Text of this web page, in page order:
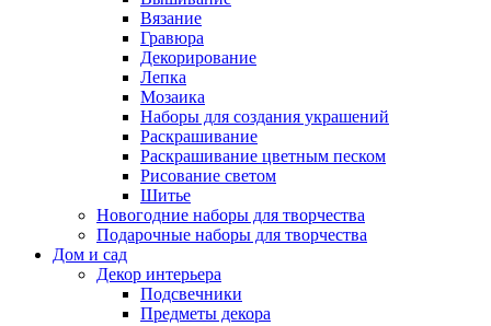
Вязание
Гравюра
Декорирование
Лепка
Мозаика
Наборы для создания украшений
Раскрашивание
Раскрашивание цветным песком
Рисование светом
Шитье
Новогодние наборы для творчества
Подарочные наборы для творчества
Дом и сад
Декор интерьера
Подсвечники
Предметы декора